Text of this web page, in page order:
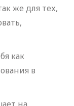
же для тех,
как
в